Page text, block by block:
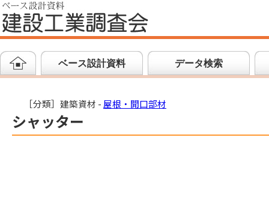
ベース設計資料 データ検索
［分類］建築資材 - 屋根・開口部材
シャッター